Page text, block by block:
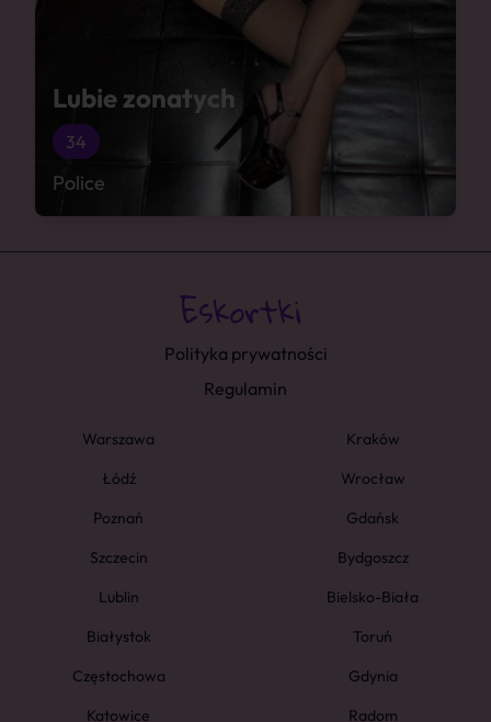
Lubie zonatych
34
Police
Polityka prywatności
Regulamin
Warszawa
Kraków
Łódź
Wrocław
Poznań
Gdańsk
Szczecin
Bydgoszcz
Lublin
Bielsko-Biała
Białystok
Toruń
Częstochowa
Gdynia
Katowice
Radom